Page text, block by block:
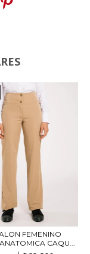
FEMENINO
CAQU...